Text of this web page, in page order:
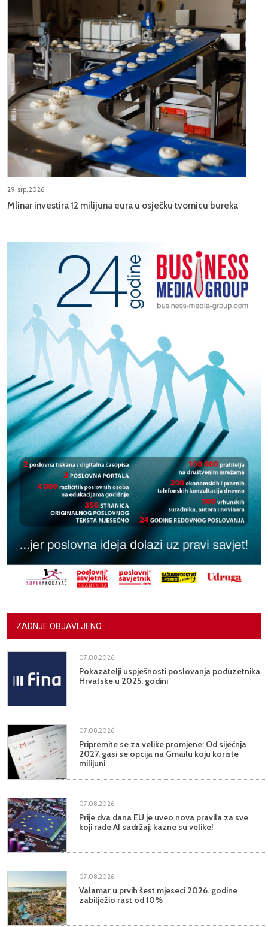
29, srp, 2026
Mlinar investira 12 milijuna eura u osječku tvornicu bureka
ZADNJE OBJAVLJENO
07.08.2026.
Pokazatelji uspješnosti poslovanja poduzetnika
Hrvatske u 2025. godini
07.08.2026.
Pripremite se za velike promjene: Od siječnja
2027. gasi se opcija na Gmailu koju koriste
milijuni
07.08.2026.
Prije dva dana EU je uveo nova pravila za sve
koji rade AI sadržaj: kazne su velike!
07.08.2026.
Valamar u prvih šest mjeseci 2026. godine
zabilježio rast od 10%